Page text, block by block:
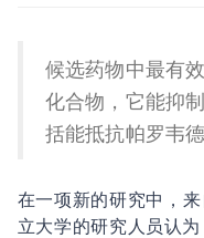
候选药物中最有
化合物，它能抑
括能抵抗帕罗韦
在一项新的研究中，
立大学的研究人员认